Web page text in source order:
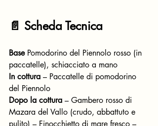
📄 Scheda Tecnica
Base Pomodorino del Piennolo rosso (in
paccatelle), schiacciato a mano
In cottura – Paccatelle di pomodorino
del Piennolo
Dopo la cottura – Gambero rosso di
Mazara del Vallo (crudo, abbattuto e
pulito) – Finocchietto di mare fresco –